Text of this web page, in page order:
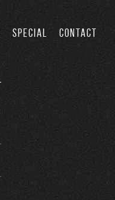
SPECIAL CONTACT